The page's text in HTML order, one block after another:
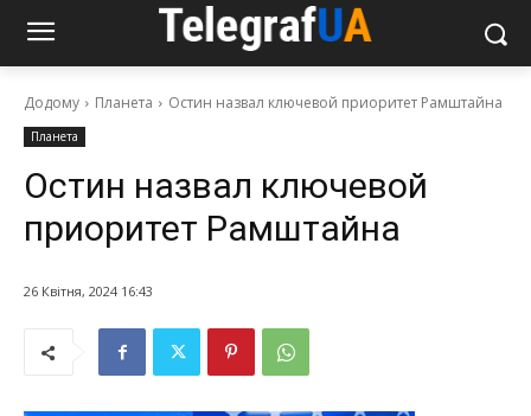
Додому Планета Остин назвал ключевой приоритет Рамштайна
Планета
Остин назвал ключевой
приоритет Рамштайна
26 Квітня, 2024 16:43